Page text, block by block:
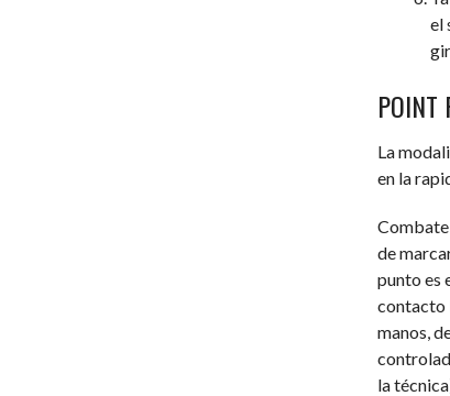
el
POINT
La
en la
de
punto es
contacto
manos,
la